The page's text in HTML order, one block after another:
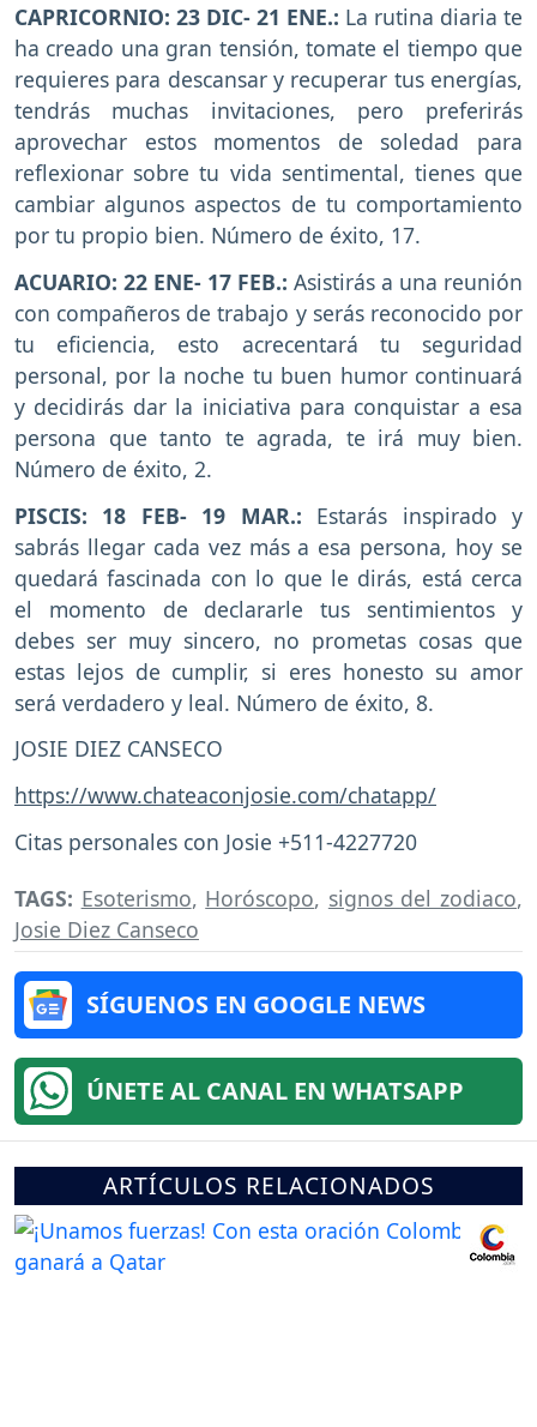
CAPRICORNIO: 23 DIC- 21 ENE.: La rutina diaria te
ha creado una gran tensión, tomate el tiempo que
requieres para descansar y recuperar tus energías,
tendrás muchas invitaciones, pero preferirás
aprovechar estos momentos de soledad para
reflexionar sobre tu vida sentimental, tienes que
cambiar algunos aspectos de tu comportamiento
por tu propio bien. Número de éxito, 17.
ACUARIO: 22 ENE- 17 FEB.: Asistirás a una reunión
con compañeros de trabajo y serás reconocido por
tu eficiencia, esto acrecentará tu seguridad
personal, por la noche tu buen humor continuará
y decidirás dar la iniciativa para conquistar a esa
persona que tanto te agrada, te irá muy bien.
Número de éxito, 2.
PISCIS: 18 FEB- 19 MAR.: Estarás inspirado y
sabrás llegar cada vez más a esa persona, hoy se
quedará fascinada con lo que le dirás, está cerca
el momento de declararle tus sentimientos y
debes ser muy sincero, no prometas cosas que
estas lejos de cumplir, si eres honesto su amor
será verdadero y leal. Número de éxito, 8.
JOSIE DIEZ CANSECO
https://www.chateaconjosie.com/chatapp/
Citas personales con Josie +511-4227720
TAGS: Esoterismo, Horóscopo, signos del zodiaco,
Josie Diez Canseco
SÍGUENOS EN GOOGLE NEWS
ÚNETE AL CANAL EN WHATSAPP
ARTÍCULOS RELACIONADOS